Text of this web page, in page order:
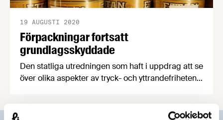
Förpackningar fortsatt
grundlagsskyddade
19 AUGUSTI 2020
Den statliga utredningen som haft i uppdrag att se
över olika aspekter av tryck- och yttrandefriheten
justitieminister Morgan Johansson. I utredningen
föreslås att förpackningar fortsatt ska vara